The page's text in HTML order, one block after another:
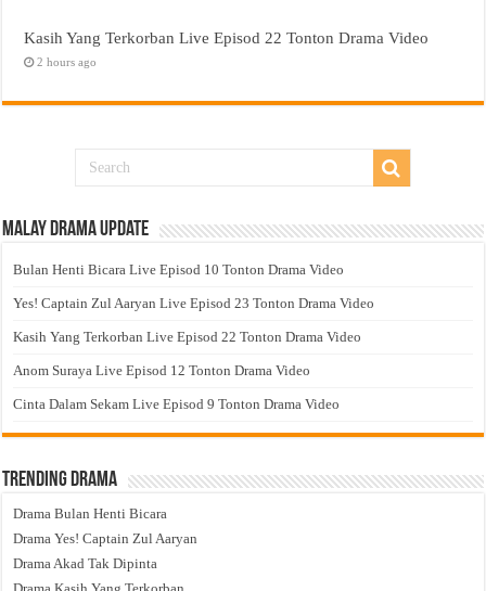
Kasih Yang Terkorban Live Episod 22 Tonton Drama Video
2 hours ago
Malay Drama Update
Bulan Henti Bicara Live Episod 10 Tonton Drama Video
Yes! Captain Zul Aaryan Live Episod 23 Tonton Drama Video
Kasih Yang Terkorban Live Episod 22 Tonton Drama Video
Anom Suraya Live Episod 12 Tonton Drama Video
Cinta Dalam Sekam Live Episod 9 Tonton Drama Video
Trending Drama
Drama Bulan Henti Bicara
Drama Yes! Captain Zul Aaryan
Drama Akad Tak Dipinta